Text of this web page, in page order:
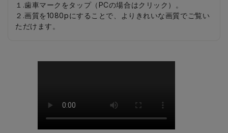
１.歯車マークをタップ（PCの場合はクリック）。
２.画質を1080pにすることで、よりきれいな画質でご覧い
ただけます。